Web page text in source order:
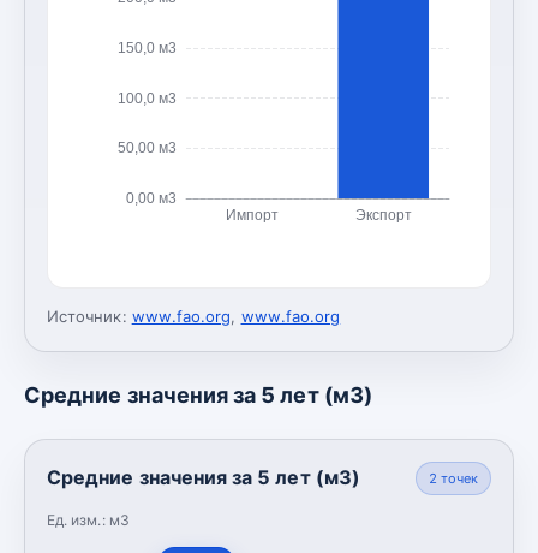
0,00 м3
50,00 м3
100,0 м3
150,0 м3
Импорт Экспорт
Источник: www.fao.org, www.fao.org
Средние значения за 5 лет (м3)
Средние значения за 5 лет (м3)
Ед. изм.: м3
2 точек